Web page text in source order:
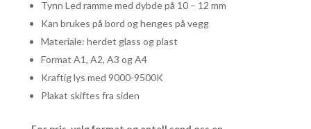
Tynn Led ramme med dybde på 10 – 12 mm
Kan brukes på bord og henges på vegg
Materiale: herdet glass og plast
Format A1, A2, A3 og A4
Kraftig lys med 9000-9500K
Plakat skiftes fra siden